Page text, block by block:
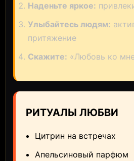
Наденьте яркое:
Улыбайтесь людям:
притяжение
Скажите: «Любовь ко
РИТУАЛЫ ЛЮБВИ
Цитрин на встречах
Апельсиновый парфюм